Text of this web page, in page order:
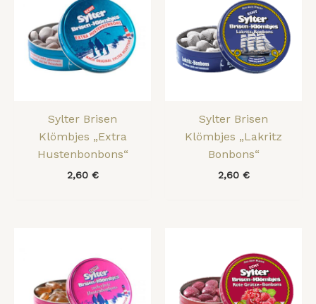
Sylter Brisen
Klömbjes „Extra
Hustenbonbons“
2,60 €
Sylter Brisen
Klömbjes „Lakritz
Bonbons“
2,60 €